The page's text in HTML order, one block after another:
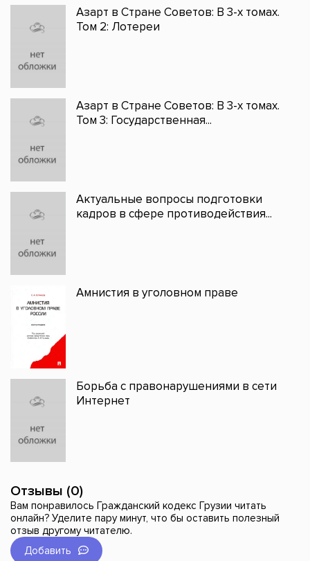
Азарт в Стране Советов: В 3-х томах.
Том 2: Лотереи
Азарт в Стране Советов: В 3-х томах.
Том 3: Государственная...
Актуальные вопросы подготовки
кадров в сфере противодействия...
Амнистия в уголовном праве
Борьба с правонарушениями в сети
Интернет
Отзывы (0)
Вам понравилось Гражданский кодекс Грузии читать
онлайн? Уделите пару минут, что бы оставить полезный
отзыв другому читателю.
Добавить